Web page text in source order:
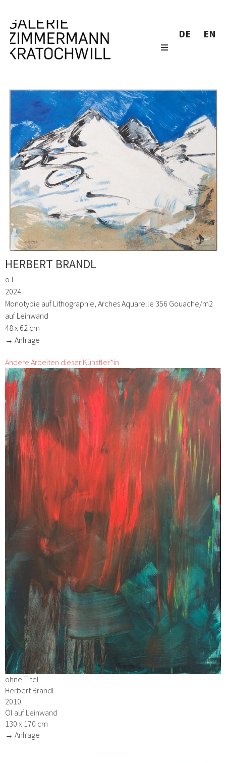
DE EN
HERBERT BRANDL
o.T.
2024
Monotypie auf Lithographie, Arches Aquarelle 356 Gouache/m2
auf Leinwand
48 x 62 cm
→ Anfrage
Andere Arbeiten dieser Künstler*in
ohne Titel
Herbert Brandl
2010
Öl auf Leinwand
130 x 170 cm
→ Anfrage